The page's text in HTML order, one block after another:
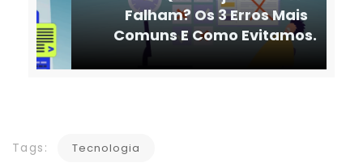
Falham? Os 3 Erros Mais
Comuns E Como Evitamos.
Tags: Tecnologia